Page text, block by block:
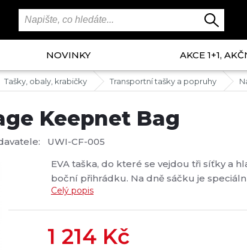
NOVINKY AKCE 1+1,
Tašky, obaly, krabičky Transportní tašky a popruhy
Keepnet Bag
UWI-CF-005
EVA taška, do které se vejdou tři síťky a
boční přihrádku. Na dně sáčku je
uvnitř odtékala....
Celý popis
1 214 Kč